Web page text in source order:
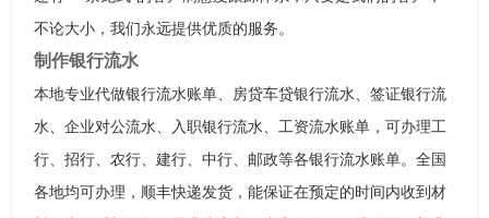
不论大小，我们永远提供优质的服务。
制作银行流水
本地专业代做银行流水账单、房贷车贷银行流水、签证银行流
水、企业对公流水、入职银行流水、工资流水账单，可办理工
行、招行、农行、建行、中行、邮政等各银行流水账单。全国
各地均可办理，顺丰快递发货，能保证在预定的时间内收到材